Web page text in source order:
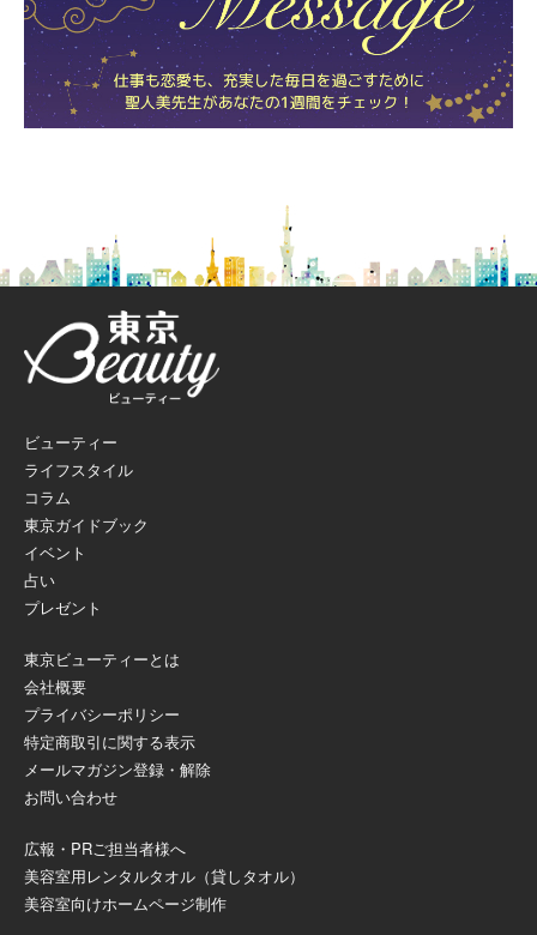
ビューティー
ライフスタイル
コラム
東京ガイドブック
イベント
占い
プレゼント
東京ビューティーとは
会社概要
プライバシーポリシー
特定商取引に関する表示
メールマガジン登録・解除
お問い合わせ
広報・PRご担当者様へ
美容室用レンタルタオル（貸しタオル）
美容室向けホームページ制作